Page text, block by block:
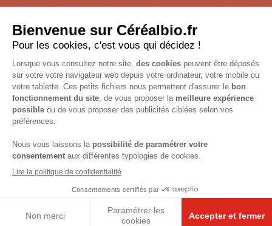
Suivez-nous sur les réseaux !
Mentions Légales